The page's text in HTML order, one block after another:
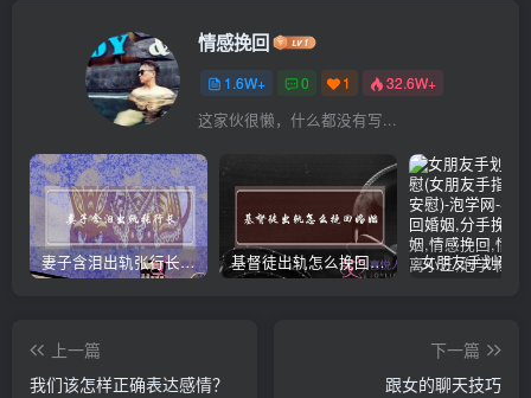
情感挽回
1.6W+ 0 1 32.6W+
这家伙很懒，什么都没有写...
妻子含泪出轨张行长 她说全都是因为家中 基督徒出轨怎么挽回婚姻(基督徒面对出轨婚姻)
上一篇
我们该怎样正确表达感情？
下一篇
跟女的聊天技巧